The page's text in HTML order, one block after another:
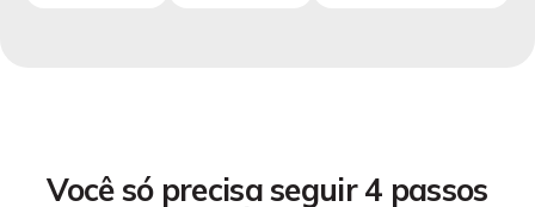
Você só precisa seguir 4 passos